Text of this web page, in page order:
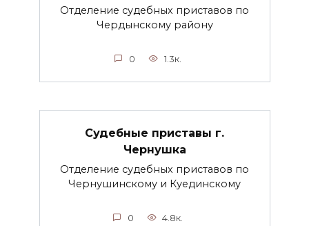
Отделение судебных приставов по
Чердынскому району
0 1.3к.
Судебные приставы г.
Чернушка
Отделение судебных приставов по
Чернушинскому и Куединскому
0 4.8к.